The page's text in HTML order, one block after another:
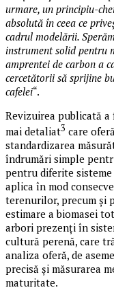
urmare, un principiu-
absolută în ceea ce
cadrul modelării.
instrument solid pentru
amprentei de carbon a
cercetătorii să sprijine
cafelei“.
Revizuirea publicată
mai detaliat3 care
standardizarea
îndrumări simple
pentru diferite
aplica în mod
terenurilor, precum și
estimare a biomasei
arbori prezenți în
cultură perenă, care
analiza oferă, de
precisă și măsurarea
maturitate.